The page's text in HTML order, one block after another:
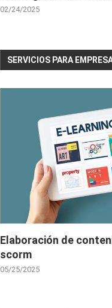
02/24/2025
SERVICIOS PARA
Elaboración de
scorm
05/25/2025